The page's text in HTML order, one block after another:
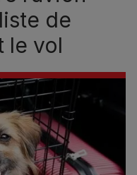
de
le vol